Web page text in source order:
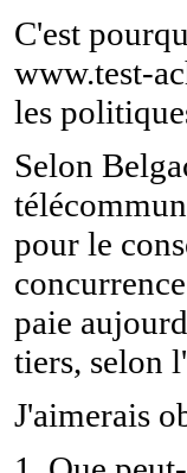
C'est
www.test-
les
Selon
pour le
paie
tiers, selon
J'aimerais